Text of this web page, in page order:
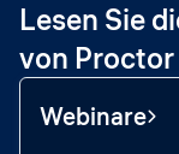
Lesen Sie
von Proctor
Webinare